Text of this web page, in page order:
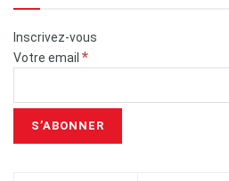
Inscrivez-vous
Votre email *